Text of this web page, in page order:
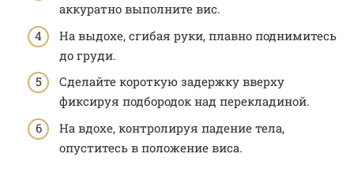
аккуратно выполните вис.
На выдохе, сгибая руки, плавно поднимитесь
до груди.
Сделайте короткую задержку вверху
фиксируя подбородок над перекладиной.
На вдохе, контролируя падение тела,
опуститесь в положение виса.